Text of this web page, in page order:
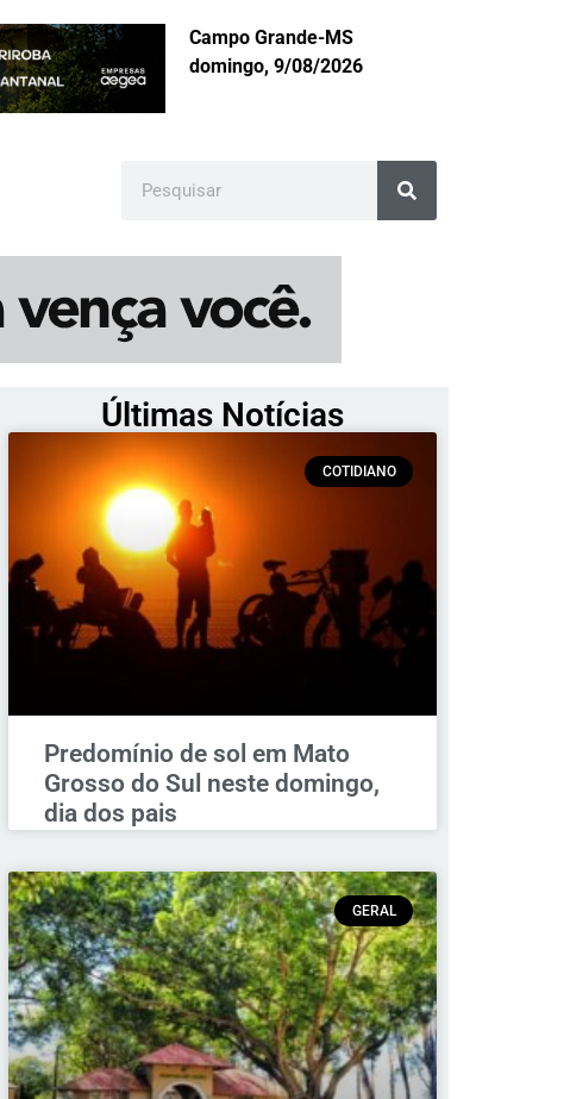
Campo Grande-MS
domingo, 9/08/2026
Últimas Notícias
COTIDIANO
Predomínio de sol em Mato
Grosso do Sul neste domingo,
dia dos pais
GERAL